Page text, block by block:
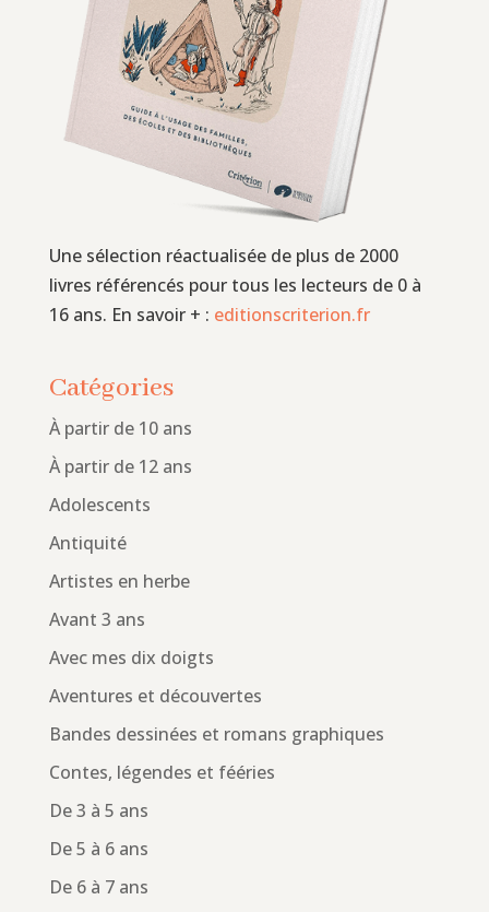
Une sélection réactualisée de plus de 2000
livres référencés pour tous les lecteurs de 0 à
16 ans. En savoir + : editionscriterion.fr
Catégories
À partir de 10 ans
À partir de 12 ans
Adolescents
Antiquité
Artistes en herbe
Avant 3 ans
Avec mes dix doigts
Aventures et découvertes
Bandes dessinées et romans graphiques
Contes, légendes et fééries
De 3 à 5 ans
De 5 à 6 ans
De 6 à 7 ans